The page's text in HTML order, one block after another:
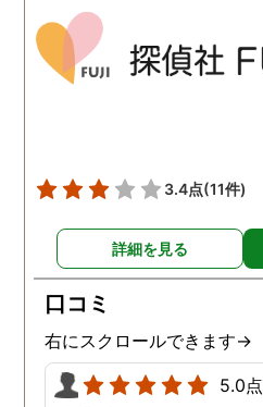
3.4点(11件)
詳細を見る
口コミ
右にスクロールできます→
5.0点